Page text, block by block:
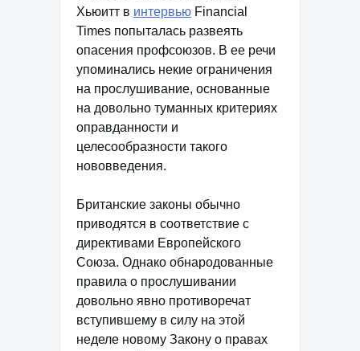
Хьюитт в интервью Financial
Times попыталась развеять
опасения профсоюзов. В ее речи
упоминались некие ограничения
на прослушивание, основанные
на довольно туманных критериях
оправданности и
целесообразности такого
нововведения.
Британские законы обычно
приводятся в соответствие с
директивами Европейского
Союза. Однако обнародованные
правила о прослушивании
довольно явно противоречат
вступившему в силу на этой
неделе новому Закону о правах